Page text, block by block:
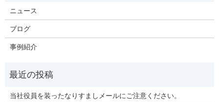
ニュース
ブログ
事例紹介
当社役員を装ったなりすましメールにご注意ください。